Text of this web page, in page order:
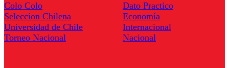
Colo Colo
Seleccion Chilena
Universidad de Chile
Torneo Nacional
Dato Practico
Economía
Internacional
Nacional